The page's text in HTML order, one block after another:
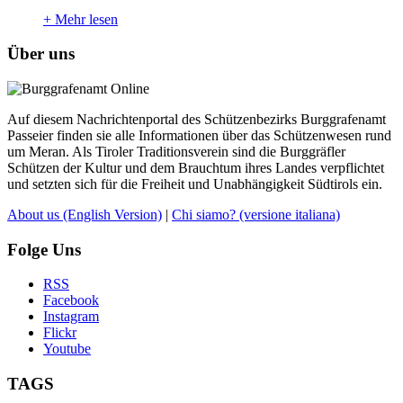
+ Mehr lesen
Über uns
Auf diesem Nachrichtenportal des Schützenbezirks Burggrafenamt
Passeier finden sie alle Informationen über das Schützenwesen rund
um Meran. Als Tiroler Traditionsverein sind die Burggräfler
Schützen der Kultur und dem Brauchtum ihres Landes verpflichtet
und setzten sich für die Freiheit und Unabhängigkeit Südtirols ein.
About us (English Version) | Chi siamo? (versione italiana)
Folge Uns
RSS
Facebook
Instagram
Flickr
Youtube
TAGS